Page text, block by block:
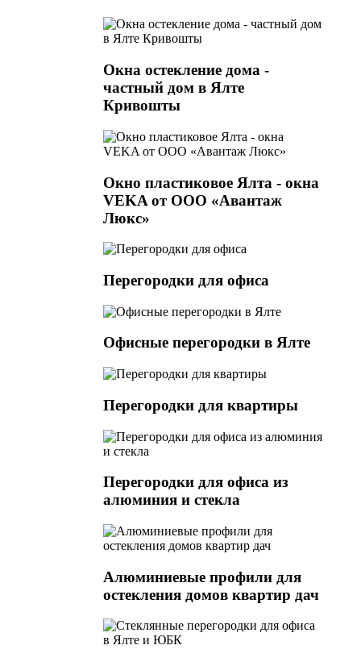
Окна остекление дома -
частный дом в Ялте
Кривошты
Окно пластиковое Ялта - окна
VEKA от ООО «Авантаж
Люкс»
Перегородки для офиса
Офисные перегородки в Ялте
Перегородки для квартиры
Перегородки для офиса из
алюминия и стекла
Алюминиевые профили для
остекления домов квартир дач